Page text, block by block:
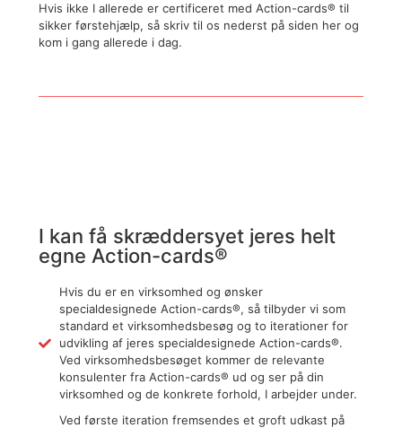
Hvis ikke I allerede er certificeret med Action-cards® til
sikker førstehjælp, så skriv til os nederst på siden her og
kom i gang allerede i dag.
I kan få skræddersyet jeres helt
egne Action-cards®
Hvis du er en virksomhed og ønsker
specialdesignede Action-cards®, så tilbyder vi som
standard et virksomhedsbesøg og to iterationer for
udvikling af jeres specialdesignede Action-cards®.
Ved virksomhedsbesøget kommer de relevante
konsulenter fra Action-cards® ud og ser på din
virksomhed og de konkrete forhold, I arbejder under.
Ved første iteration fremsendes et groft udkast på